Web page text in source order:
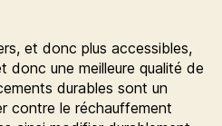
et donc plus accessibles,
donc une meilleure qualité de
durables sont un
contre le réchauffement